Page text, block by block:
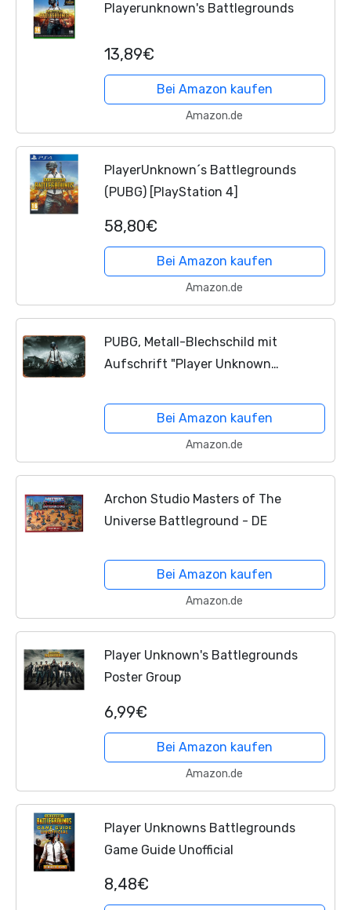
Playerunknown's Battlegrounds
13,89€
Bei Amazon kaufen
Amazon.de
PlayerUnknown´s Battlegrounds
(PUBG) [PlayStation 4]
58,80€
Bei Amazon kaufen
Amazon.de
PUBG, Metall-Blechschild mit
Aufschrift "Player Unknown
Videospiel, Retro-Wanddekoration für
Zuhause, Tor, Garten, Bars,...
Bei Amazon kaufen
Amazon.de
Archon Studio Masters of The
Universe Battleground - DE
Bei Amazon kaufen
Amazon.de
Player Unknown's Battlegrounds
Poster Group
6,99€
Bei Amazon kaufen
Amazon.de
Player Unknowns Battlegrounds
Game Guide Unofficial
8,48€